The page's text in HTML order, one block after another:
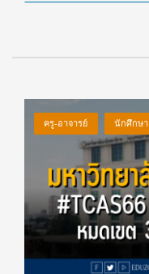
ครู-อาจารย์ นักศึกษา